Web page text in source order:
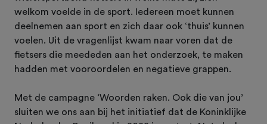
welkom voelde in de sport. Iedereen moet kunnen
deelnemen aan sport en zich daar ook ‘thuis’ kunnen
voelen. Uit de vragenlijst kwam naar voren dat de
fietsers die meededen aan het onderzoek, te maken
hadden met vooroordelen en negatieve grappen.
Met de campagne ‘Woorden raken. Ook die van jou’
sluiten we ons aan bij het initiatief dat de Koninklijke